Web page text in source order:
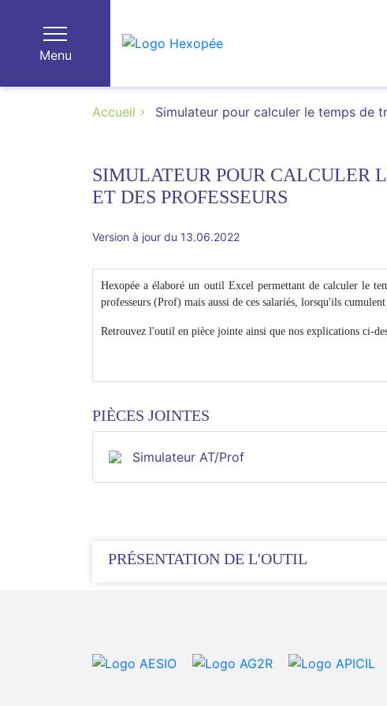
Menu
Accueil Simulateur pour calculer le temps de
SIMULATEUR POUR CALCULER
ET DES PROFESSEURS
Version à jour du 13.06.2022
Hexopée a élaboré un outil Excel permettant de calculer le
professeurs (Prof) mais aussi de ces salariés, lorsqu'ils
Retrouvez l'outil en pièce jointe ainsi que nos explications ci-
PIÈCES JOINTES
Simulateur AT/Prof
PRÉSENTATION DE L'OUTIL